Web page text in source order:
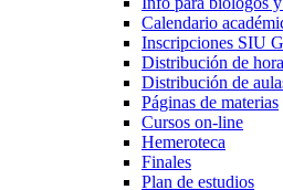
Calendario
Inscripciones SIU
Distribución de
Distribución de
Páginas de materias
Cursos on-line
Hemeroteca
Finales
Plan de estudios